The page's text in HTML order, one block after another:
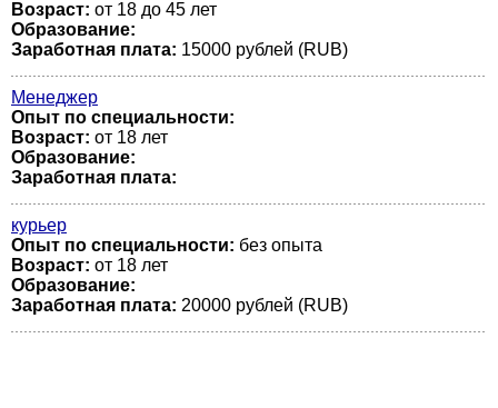
Возраст: от 18 до 45 лет
Образование:
Заработная плата: 15000 рублей (RUB)
Менеджер
Опыт по специальности:
Возраст: от 18 лет
Образование:
Заработная плата:
курьер
Опыт по специальности: без опыта
Возраст: от 18 лет
Образование:
Заработная плата: 20000 рублей (RUB)